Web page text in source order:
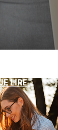
LIRE